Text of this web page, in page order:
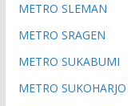
METRO SLEMAN
METRO SRAGEN
METRO SUKABUMI
METRO SUKOHARJO